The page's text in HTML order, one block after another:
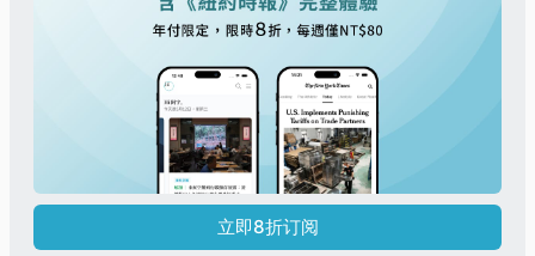
立即8折订阅